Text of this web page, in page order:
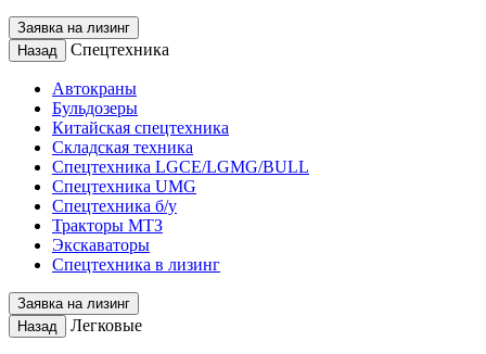
Заявка на лизинг
Назад
Спецтехника
Автокраны
Бульдозеры
Китайская спецтехника
Складская техника
Спецтехника LGCE/LGMG/BULL
Спецтехника UMG
Спецтехника б/у
Тракторы МТЗ
Экскаваторы
Спецтехника в лизинг
Заявка на лизинг
Назад
Легковые